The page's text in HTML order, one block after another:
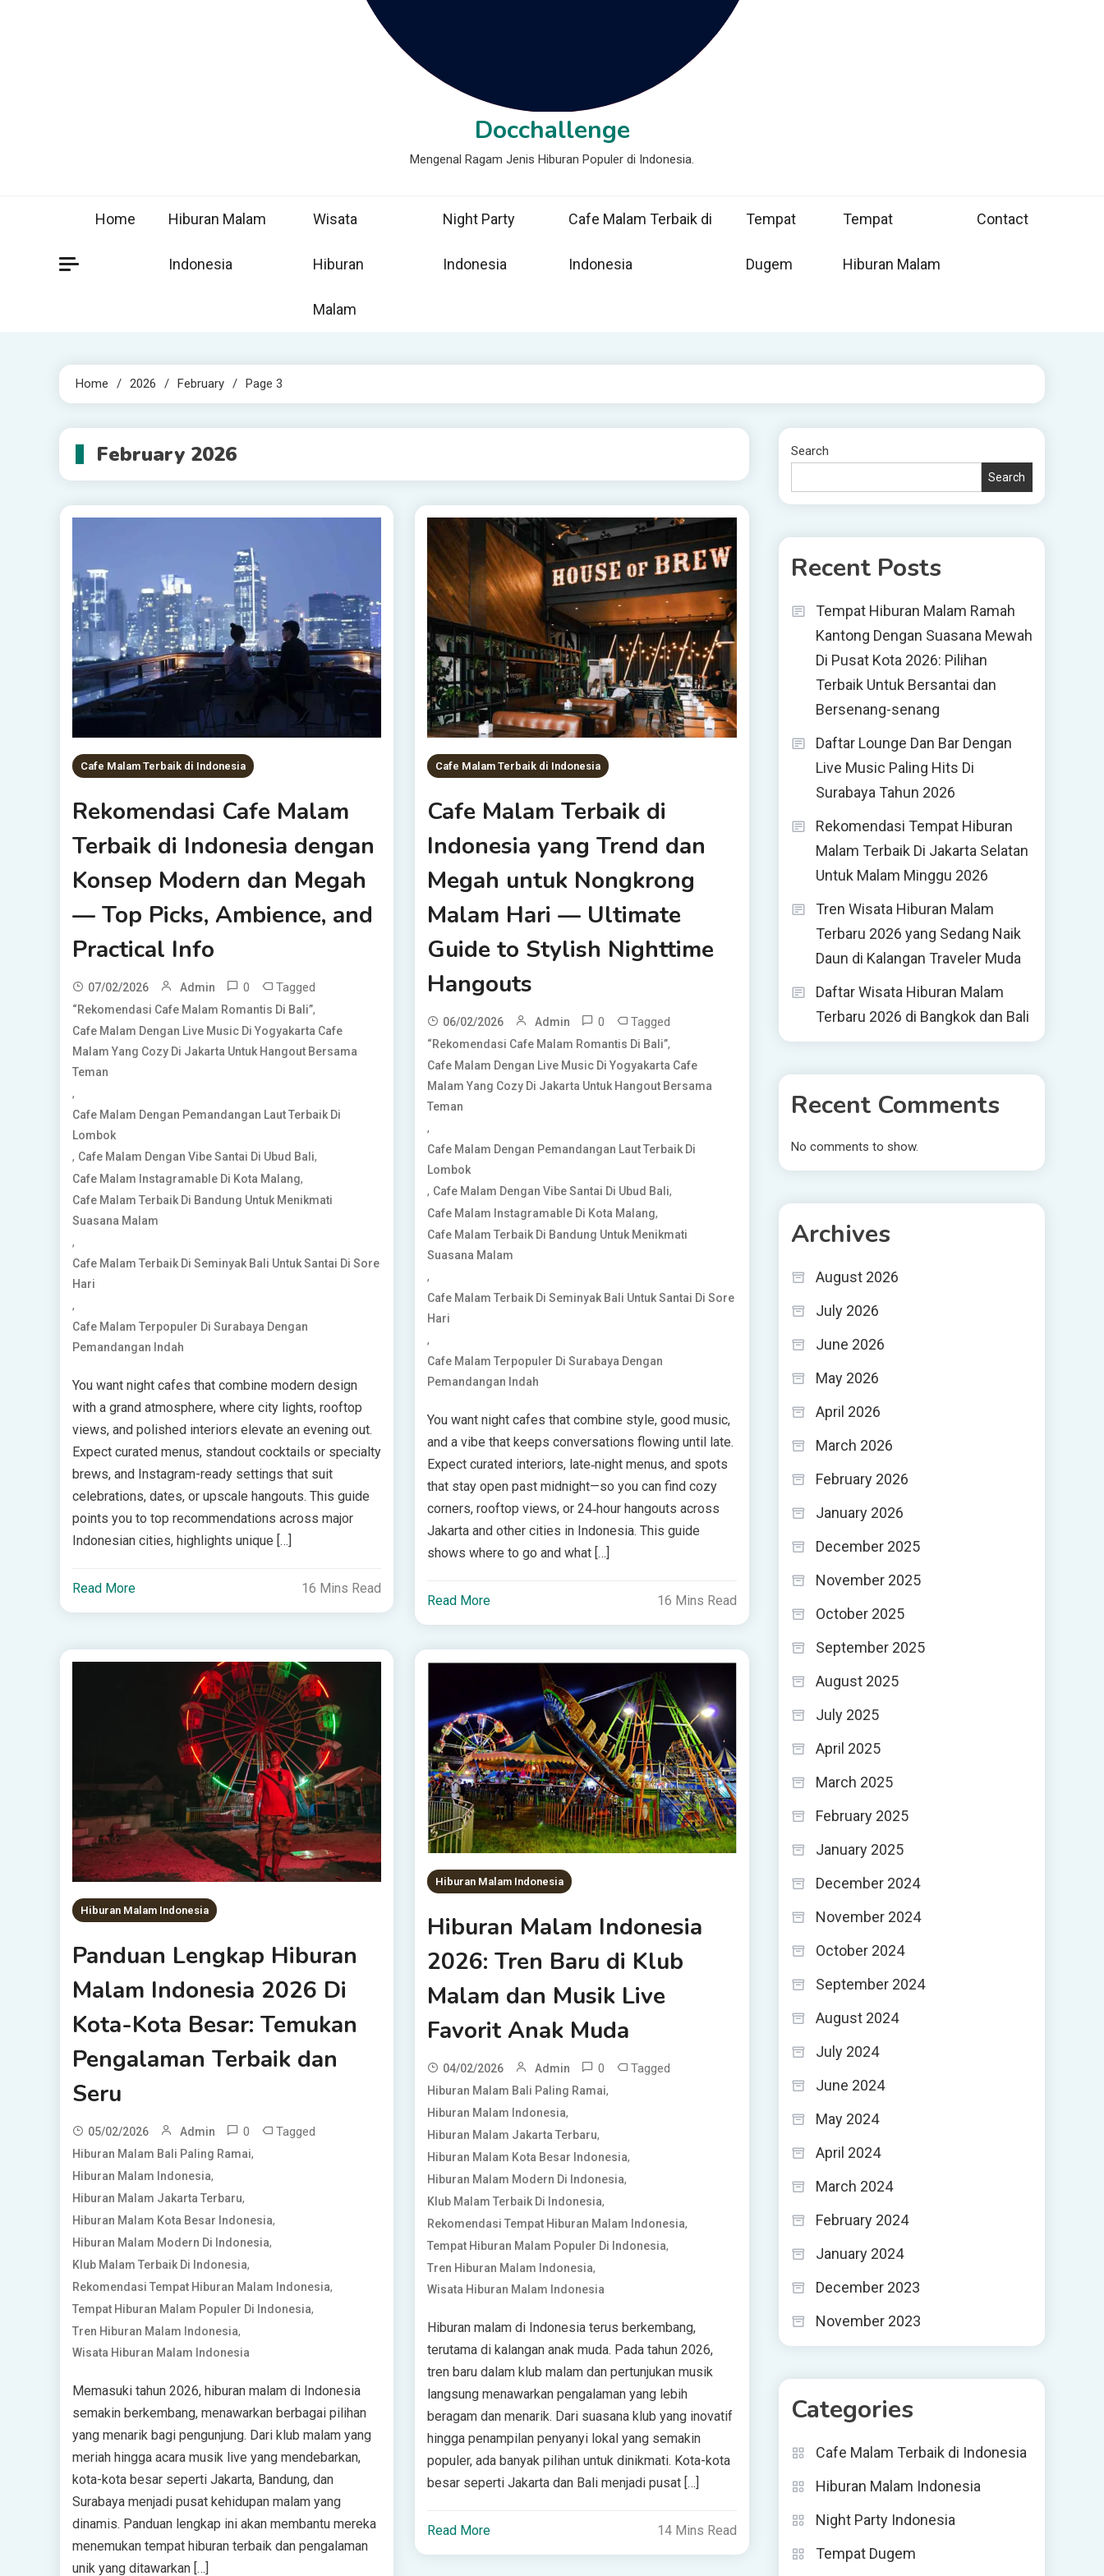
Docchallenge
Mengenal Ragam Jenis Hiburan Populer di Indonesia.
Home Hiburan Malam
Indonesia
Wisata
Hiburan
Malam
Night Party
Indonesia
Cafe Malam Terbaik di
Indonesia
Tempat
Dugem
Tempat
Hiburan Malam
Contact
Home 2026 February Page 3
February 2026
Cafe Malam Terbaik di Indonesia
Rekomendasi Cafe Malam
Terbaik di Indonesia dengan
Konsep Modern dan Megah
— Top Picks, Ambience, and
Practical Info
07/02/2026 Admin 0 Tagged
“Rekomendasi Cafe Malam Romantis Di Bali”,
Cafe Malam Dengan Live Music Di Yogyakarta Cafe
Malam Yang Cozy Di Jakarta Untuk Hangout Bersama
Teman
,
Cafe Malam Dengan Pemandangan Laut Terbaik Di
Lombok
, Cafe Malam Dengan Vibe Santai Di Ubud Bali,
Cafe Malam Instagramable Di Kota Malang,
Cafe Malam Terbaik Di Bandung Untuk Menikmati
Suasana Malam
,
Cafe Malam Terbaik Di Seminyak Bali Untuk Santai Di Sore
Hari
,
Cafe Malam Terpopuler Di Surabaya Dengan
Pemandangan Indah
You want night cafes that combine modern design
with a grand atmosphere, where city lights, rooftop
views, and polished interiors elevate an evening out.
Expect curated menus, standout cocktails or specialty
brews, and Instagram-ready settings that suit
celebrations, dates, or upscale hangouts. This guide
points you to top recommendations across major
Indonesian cities, highlights unique […]
Read More 16 Mins Read
Cafe Malam Terbaik di Indonesia
Cafe Malam Terbaik di
Indonesia yang Trend dan
Megah untuk Nongkrong
Malam Hari — Ultimate
Guide to Stylish Nighttime
Hangouts
06/02/2026 Admin 0 Tagged
“Rekomendasi Cafe Malam Romantis Di Bali”,
Cafe Malam Dengan Live Music Di Yogyakarta Cafe
Malam Yang Cozy Di Jakarta Untuk Hangout Bersama
Teman
,
Cafe Malam Dengan Pemandangan Laut Terbaik Di
Lombok
, Cafe Malam Dengan Vibe Santai Di Ubud Bali,
Cafe Malam Instagramable Di Kota Malang,
Cafe Malam Terbaik Di Bandung Untuk Menikmati
Suasana Malam
,
Cafe Malam Terbaik Di Seminyak Bali Untuk Santai Di Sore
Hari
,
Cafe Malam Terpopuler Di Surabaya Dengan
Pemandangan Indah
You want night cafes that combine style, good music,
and a vibe that keeps conversations flowing until late.
Expect curated interiors, late‑night menus, and spots
that stay open past midnight—so you can find cozy
corners, rooftop views, or 24‑hour hangouts across
Jakarta and other cities in Indonesia. This guide
shows where to go and what […]
Read More 16 Mins Read
Hiburan Malam Indonesia
Panduan Lengkap Hiburan
Malam Indonesia 2026 Di
Kota-Kota Besar: Temukan
Pengalaman Terbaik dan
Seru
05/02/2026 Admin 0 Tagged
Hiburan Malam Bali Paling Ramai,
Hiburan Malam Indonesia,
Hiburan Malam Jakarta Terbaru,
Hiburan Malam Kota Besar Indonesia,
Hiburan Malam Modern Di Indonesia,
Klub Malam Terbaik Di Indonesia,
Rekomendasi Tempat Hiburan Malam Indonesia,
Tempat Hiburan Malam Populer Di Indonesia,
Tren Hiburan Malam Indonesia,
Wisata Hiburan Malam Indonesia
Memasuki tahun 2026, hiburan malam di Indonesia
semakin berkembang, menawarkan berbagai pilihan
yang menarik bagi pengunjung. Dari klub malam yang
meriah hingga acara musik live yang mendebarkan,
kota-kota besar seperti Jakarta, Bandung, dan
Surabaya menjadi pusat kehidupan malam yang
dinamis. Panduan lengkap ini akan membantu mereka
menemukan tempat hiburan terbaik dan pengalaman
unik yang ditawarkan […]
Hiburan Malam Indonesia
Hiburan Malam Indonesia
2026: Tren Baru di Klub
Malam dan Musik Live
Favorit Anak Muda
04/02/2026 Admin 0 Tagged
Hiburan Malam Bali Paling Ramai,
Hiburan Malam Indonesia,
Hiburan Malam Jakarta Terbaru,
Hiburan Malam Kota Besar Indonesia,
Hiburan Malam Modern Di Indonesia,
Klub Malam Terbaik Di Indonesia,
Rekomendasi Tempat Hiburan Malam Indonesia,
Tempat Hiburan Malam Populer Di Indonesia,
Tren Hiburan Malam Indonesia,
Wisata Hiburan Malam Indonesia
Hiburan malam di Indonesia terus berkembang,
terutama di kalangan anak muda. Pada tahun 2026,
tren baru dalam klub malam dan pertunjukan musik
langsung menawarkan pengalaman yang lebih
beragam dan menarik. Dari suasana klub yang inovatif
hingga penampilan penyanyi lokal yang semakin
populer, ada banyak pilihan untuk dinikmati. Kota-kota
besar seperti Jakarta dan Bali menjadi pusat […]
Read More 14 Mins Read
Search
Search
Recent Posts
Tempat Hiburan Malam Ramah
Kantong Dengan Suasana Mewah
Di Pusat Kota 2026: Pilihan
Terbaik Untuk Bersantai dan
Bersenang-senang
Daftar Lounge Dan Bar Dengan
Live Music Paling Hits Di
Surabaya Tahun 2026
Rekomendasi Tempat Hiburan
Malam Terbaik Di Jakarta Selatan
Untuk Malam Minggu 2026
Tren Wisata Hiburan Malam
Terbaru 2026 yang Sedang Naik
Daun di Kalangan Traveler Muda
Daftar Wisata Hiburan Malam
Terbaru 2026 di Bangkok dan Bali
Recent Comments
No comments to show.
Archives
August 2026
July 2026
June 2026
May 2026
April 2026
March 2026
February 2026
January 2026
December 2025
November 2025
October 2025
September 2025
August 2025
July 2025
April 2025
March 2025
February 2025
January 2025
December 2024
November 2024
October 2024
September 2024
August 2024
July 2024
June 2024
May 2024
April 2024
March 2024
February 2024
January 2024
December 2023
November 2023
Categories
Cafe Malam Terbaik di Indonesia
Hiburan Malam Indonesia
Night Party Indonesia
Tempat Dugem